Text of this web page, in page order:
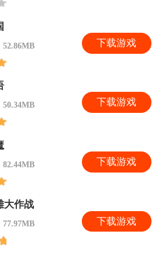
52.86MB 下载游戏
50.34MB 下载游戏
82.44MB 下载游戏
大作战
77.97MB 下载游戏